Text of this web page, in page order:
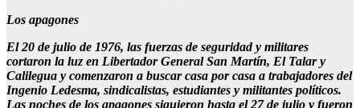
Los apagones
El 20 de julio de 1976, las fuerzas de seguridad y militares
cortaron la luz en Libertador General San Martín, El Talar y
Calilegua y comenzaron a buscar casa por casa a trabajadores del
Ingenio Ledesma, sindicalistas, estudiantes y militantes políticos.
Las noches de los apagones siguieron hasta el 27 de julio y fueron